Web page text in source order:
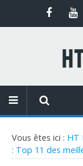
Vous êtes ici : HT
: Top 11 des